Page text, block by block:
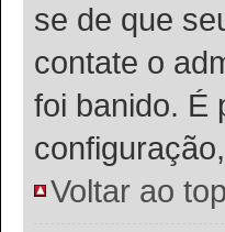
se de que
contate o
foi banido. É
Voltar ao